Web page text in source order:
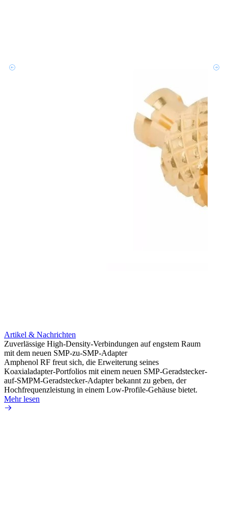
Artikel & Nachrichten
Zuverlässige High-Density-Verbindungen auf engstem Raum
mit dem neuen SMP-zu-SMP-Adapter
Amphenol RF freut sich, die Erweiterung seines
Koaxialadapter-Portfolios mit einem neuen SMP-Geradstecker-
auf-SMPM-Geradstecker-Adapter bekannt zu geben, der
Hochfrequenzleistung in einem Low-Profile-Gehäuse bietet.
Mehr lesen